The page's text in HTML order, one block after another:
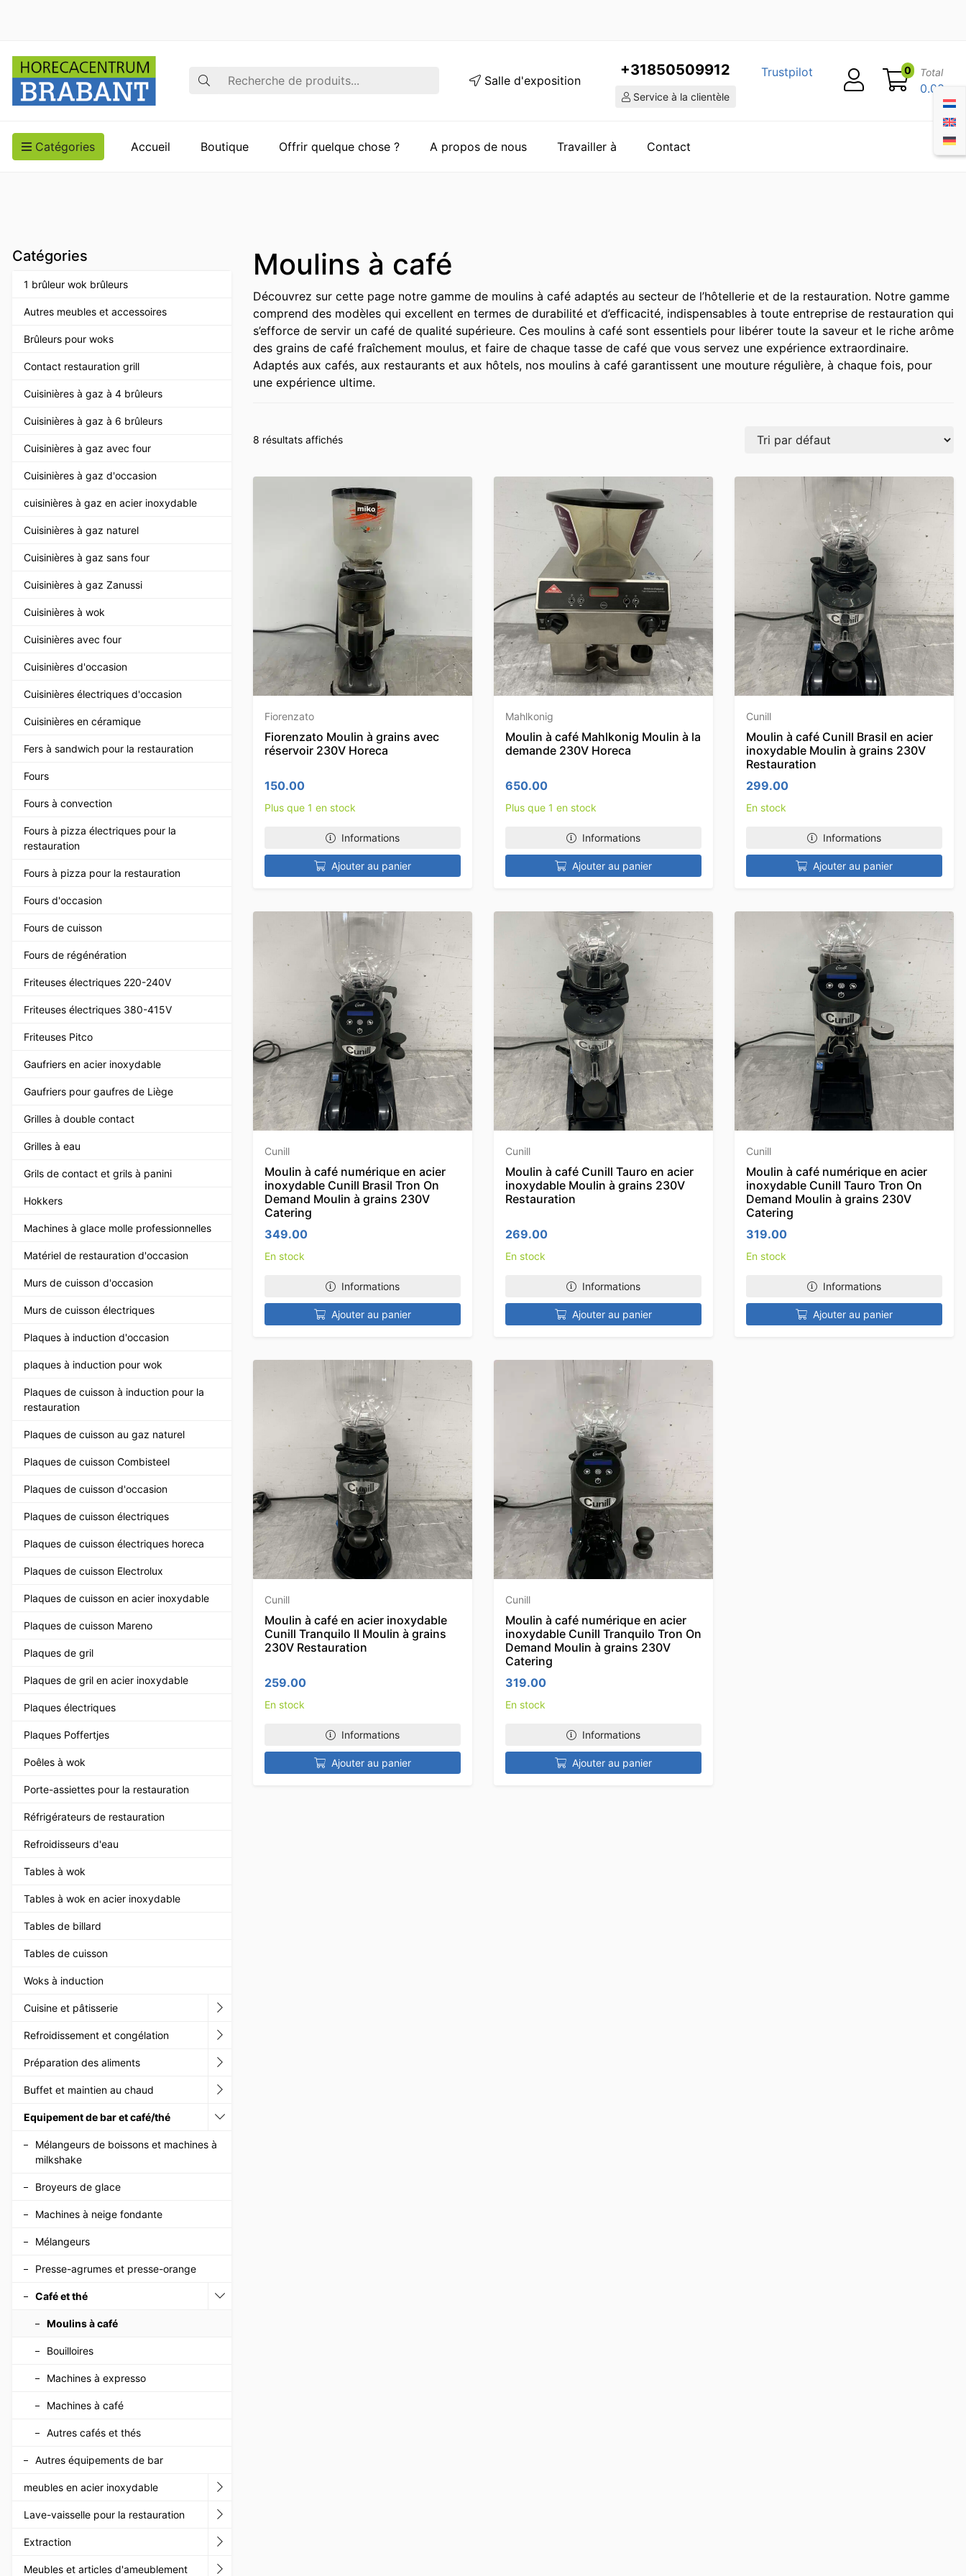
Recherche Salle d'exposition
+31850509912
Service à la clientèle
Trustpilot 0 Total
0.00
Catégories Accueil Boutique Offrir quelque chose ? A propos de nous Travailler à Contact
Catégories
1 brûleur wok brûleurs
Autres meubles et accessoires
Brûleurs pour woks
Contact restauration grill
Cuisinières à gaz à 4 brûleurs
Cuisinières à gaz à 6 brûleurs
Cuisinières à gaz avec four
Cuisinières à gaz d'occasion
cuisinières à gaz en acier inoxydable
Cuisinières à gaz naturel
Cuisinières à gaz sans four
Cuisinières à gaz Zanussi
Cuisinières à wok
Cuisinières avec four
Cuisinières d'occasion
Cuisinières électriques d'occasion
Cuisinières en céramique
Fers à sandwich pour la restauration
Fours
Fours à convection
Fours à pizza électriques pour la
restauration
Fours à pizza pour la restauration
Fours d'occasion
Fours de cuisson
Fours de régénération
Friteuses électriques 220-240V
Friteuses électriques 380-415V
Friteuses Pitco
Gaufriers en acier inoxydable
Gaufriers pour gaufres de Liège
Grilles à double contact
Grilles à eau
Grils de contact et grils à panini
Hokkers
Machines à glace molle professionnelles
Matériel de restauration d'occasion
Murs de cuisson d'occasion
Murs de cuisson électriques
Plaques à induction d'occasion
plaques à induction pour wok
Plaques de cuisson à induction pour la
restauration
Plaques de cuisson au gaz naturel
Plaques de cuisson Combisteel
Plaques de cuisson d'occasion
Plaques de cuisson électriques
Plaques de cuisson électriques horeca
Plaques de cuisson Electrolux
Plaques de cuisson en acier inoxydable
Plaques de cuisson Mareno
Plaques de gril
Plaques de gril en acier inoxydable
Plaques électriques
Plaques Poffertjes
Poêles à wok
Porte-assiettes pour la restauration
Réfrigérateurs de restauration
Refroidisseurs d'eau
Tables à wok
Tables à wok en acier inoxydable
Tables de billard
Tables de cuisson
Woks à induction
Cuisine et pâtisserie
Refroidissement et congélation
Préparation des aliments
Buffet et maintien au chaud
Equipement de bar et café/thé
Mélangeurs de boissons et machines à
milkshake
Broyeurs de glace
Machines à neige fondante
Mélangeurs
Presse-agrumes et presse-orange
Café et thé
Moulins à café
Bouilloires
Machines à expresso
Machines à café
Autres cafés et thés
Autres équipements de bar
meubles en acier inoxydable
Lave-vaisselle pour la restauration
Extraction
Meubles et articles d'ameublement
Moulins à café
Découvrez sur cette page notre gamme de moulins à café adaptés au secteur de l’hôtellerie et de la restauration. Notre gamme
comprend des modèles qui excellent en termes de durabilité et d’efficacité, indispensables à toute entreprise de restauration qui
s’efforce de servir un café de qualité supérieure. Ces moulins à café sont essentiels pour libérer toute la saveur et le riche arôme
des grains de café fraîchement moulus, et faire de chaque tasse de café que vous servez une expérience extraordinaire.
Adaptés aux cafés, aux restaurants et aux hôtels, nos moulins à café garantissent une mouture régulière, à chaque fois, pour
une expérience ultime.
8 résultats affichés
Fiorenzato
Fiorenzato Moulin à grains avec
réservoir 230V Horeca
150.00
Plus que 1 en stock
Informations
Ajouter au panier
Mahlkonig
Moulin à café Mahlkonig Moulin à la
demande 230V Horeca
650.00
Plus que 1 en stock
Informations
Ajouter au panier
Cunill
Moulin à café Cunill Brasil en acier
inoxydable Moulin à grains 230V
Restauration
299.00
En stock
Informations
Ajouter au panier
Cunill
Moulin à café numérique en acier
inoxydable Cunill Brasil Tron On
Demand Moulin à grains 230V
Catering
349.00
En stock
Informations
Ajouter au panier
Cunill
Moulin à café Cunill Tauro en acier
inoxydable Moulin à grains 230V
Restauration
269.00
En stock
Informations
Ajouter au panier
Cunill
Moulin à café numérique en acier
inoxydable Cunill Tauro Tron On
Demand Moulin à grains 230V
Catering
319.00
En stock
Informations
Ajouter au panier
Cunill
Moulin à café en acier inoxydable
Cunill Tranquilo II Moulin à grains
230V Restauration
259.00
En stock
Informations
Ajouter au panier
Cunill
Moulin à café numérique en acier
inoxydable Cunill Tranquilo Tron On
Demand Moulin à grains 230V
Catering
319.00
En stock
Informations
Ajouter au panier